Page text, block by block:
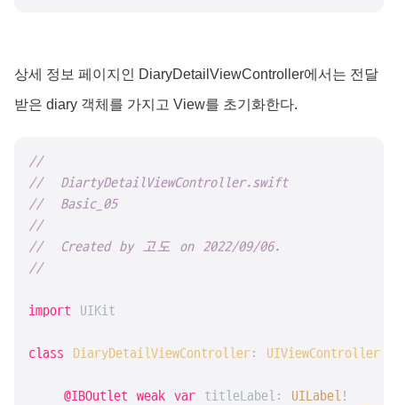
상세 정보 페이지인 DiaryDetailViewController에서는 전달
받은 diary 객체를 가지고 View를 초기화한다.
//
//  DiartyDetailViewController.swift
//  Basic_05
//
//  Created by 고도 on 2022/09/06.
//
import UIKit
class DiaryDetailViewController: UIViewController
@IBOutlet weak var titleLabel: UILabel !